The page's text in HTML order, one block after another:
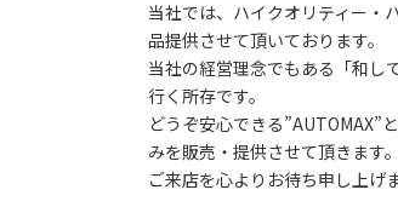
当社では、ハイクオリティー・
品提供させて頂いております。
当社の経営理念でもある「和し
行く所存です。
どうぞ安心できる”AUTOMAX”
みを販売・提供させて頂きます。
ご来店を心よりお待ち申し上げま